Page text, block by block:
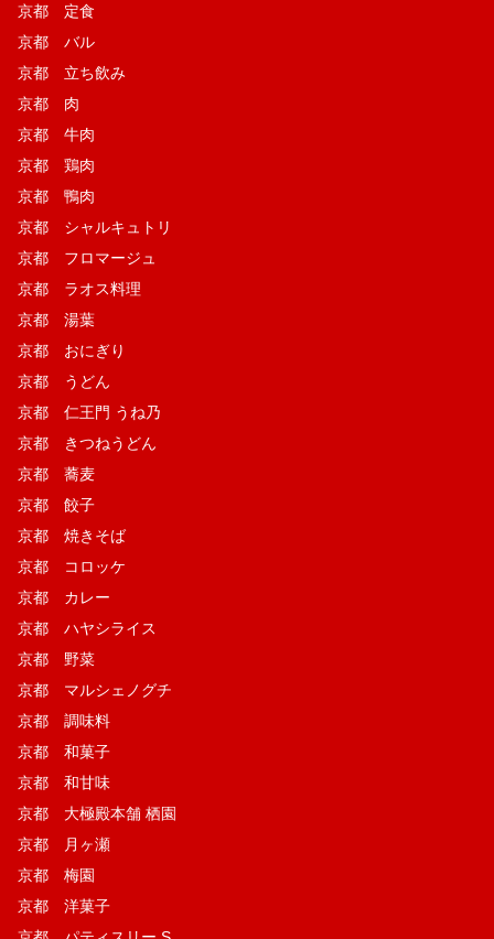
京都 定食
京都 バル
京都 立ち飲み
京都 肉
京都 牛肉
京都 鶏肉
京都 鴨肉
京都 シャルキュトリ
京都 フロマージュ
京都 ラオス料理
京都 湯葉
京都 おにぎり
京都 うどん
京都 仁王門 うね乃
京都 きつねうどん
京都 蕎麦
京都 餃子
京都 焼きそば
京都 コロッケ
京都 カレー
京都 ハヤシライス
京都 野菜
京都 マルシェノグチ
京都 調味料
京都 和菓子
京都 和甘味
京都 大極殿本舗 栖園
京都 月ヶ瀬
京都 梅園
京都 洋菓子